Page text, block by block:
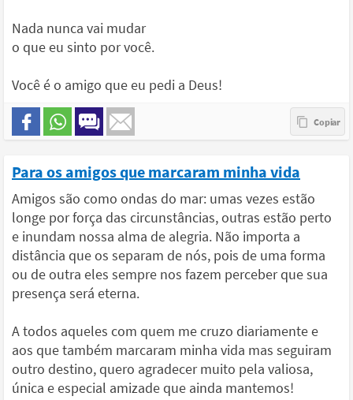
Nada nunca vai mudar
o que eu sinto por você.
Você é o amigo que eu pedi a Deus!
Para os amigos que marcaram minha vida
Amigos são como ondas do mar: umas vezes estão
longe por força das circunstâncias, outras estão perto
e inundam nossa alma de alegria. Não importa a
distância que os separam de nós, pois de uma forma
ou de outra eles sempre nos fazem perceber que sua
presença será eterna.
A todos aqueles com quem me cruzo diariamente e
aos que também marcaram minha vida mas seguiram
outro destino, quero agradecer muito pela valiosa,
única e especial amizade que ainda mantemos!